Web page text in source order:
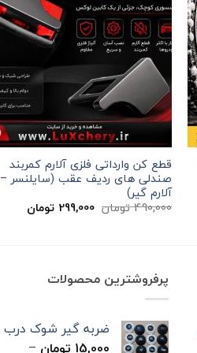
299,000 تومان
قطع کن وارداتی فلزی آلارم کمربند
صندلی های ردیف عقب (سایلنسر –
آلارم گیر)
490,000 تومان قیمت
اصلی
299,000 تومان
پرفروشترین محصولات
ضربه گیر شوک درب
15,000 تومان –